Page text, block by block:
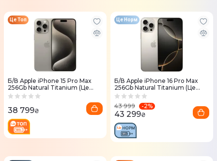
Б/В Apple iPhone 15 Pro Max
256Gb Natural Titanium (Це
Топ)
Це Топ
38 799₴
Б/В Apple iPhone 16 Pro Max
256Gb Natural Titanium (Це
Норм)
Це Норм
43 999 -2%
43 299₴